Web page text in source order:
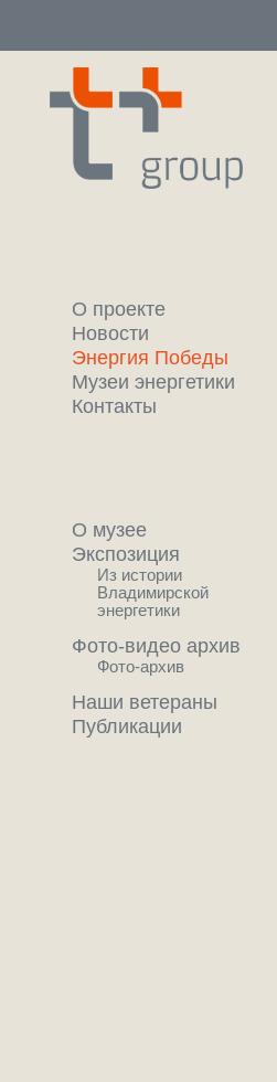
О проекте
Новости
Энергия Победы
Музеи энергетики
Контакты
О музее
Экспозиция
Из истории
Владимирской
энергетики
Фото-видео архив
Фото-архив
Наши ветераны
Публикации